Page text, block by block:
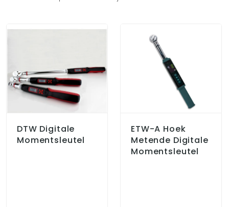
DTW Digitale
Momentsleutel
ETW-A Hoek
Metende Digitale
Momentsleutel